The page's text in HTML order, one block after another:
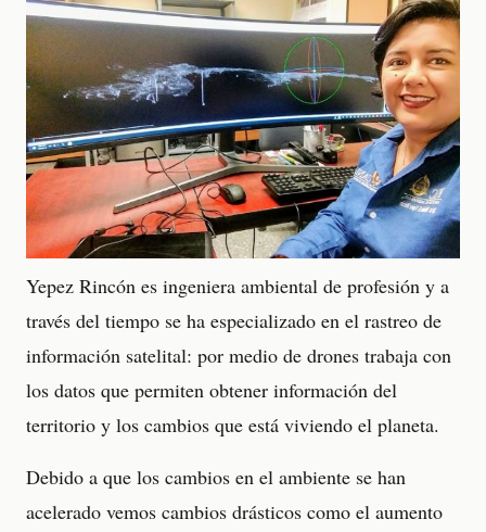
Yepez Rincón es ingeniera ambiental de profesión y a
través del tiempo se ha especializado en el rastreo de
información satelital: por medio de drones trabaja con
los datos que permiten obtener información del
territorio y los cambios que está viviendo el planeta.
Debido a que los cambios en el ambiente se han
acelerado vemos cambios drásticos como el aumento